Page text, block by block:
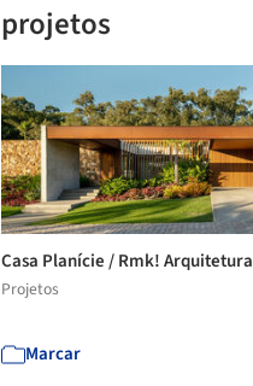
projetos
Casa Planície / Rmk! Arquitetura
Projetos
Marcar